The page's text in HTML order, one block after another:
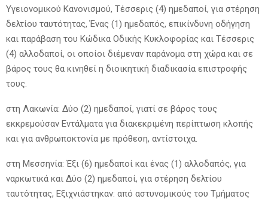
Υγειονομικού Κανονισμού, Τέσσερις (4) ημεδαποί, για στέρηση
δελτίου ταυτότητας, Ένας (1) ημεδαπός, επικίνδυνη οδήγηση
και παράβαση του Κώδικα Οδικής Κυκλοφορίας και Τέσσερις
(4) αλλοδαποί, οι οποίοι διέμεναν παράνομα στη χώρα και σε
βάρος τους θα κινηθεί η διοικητική διαδικασία επιστροφής
τους.
στη Λακωνία: Δύο (2) ημεδαποί, γιατί σε βάρος τους
εκκρεμούσαν Εντάλματα για διακεκριμένη περίπτωση κλοπής
και για ανθρωποκτονία με πρόθεση, αντίστοιχα.
στη Μεσσηνία: Έξι (6) ημεδαποί και ένας (1) αλλοδαπός, για
ναρκωτικά και Δύο (2) ημεδαποί, για στέρηση δελτίου
ταυτότητας, Εξιχνιάστηκαν: από αστυνομικούς του Τμήματος